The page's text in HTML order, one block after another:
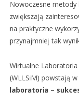
Nowoczesne metody
zwiększają
na praktyczne
przynajmniej tak
Wirtualne
(WLLSiM) powstają
laboratoria –